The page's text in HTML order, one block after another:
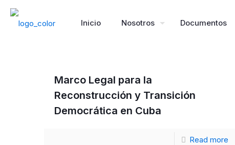
Inicio Nosotros Documentos
Marco Legal para la
Reconstrucción y Transición
Democrática en Cuba
Read more